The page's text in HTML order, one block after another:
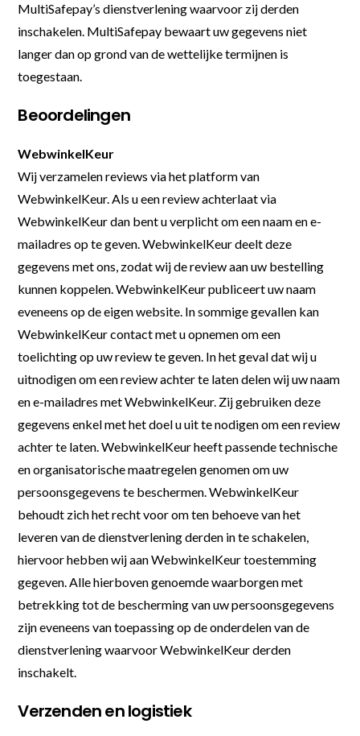
MultiSafepay’s dienstverlening waarvoor zij derden
inschakelen. MultiSafepay bewaart uw gegevens niet
langer dan op grond van de wettelijke termijnen is
toegestaan.
Beoordelingen
WebwinkelKeur
Wij verzamelen reviews via het platform van
WebwinkelKeur. Als u een review achterlaat via
WebwinkelKeur dan bent u verplicht om een naam en e-
mailadres op te geven. WebwinkelKeur deelt deze
gegevens met ons, zodat wij de review aan uw bestelling
kunnen koppelen. WebwinkelKeur publiceert uw naam
eveneens op de eigen website. In sommige gevallen kan
WebwinkelKeur contact met u opnemen om een
toelichting op uw review te geven. In het geval dat wij u
uitnodigen om een review achter te laten delen wij uw naam
en e-mailadres met WebwinkelKeur. Zij gebruiken deze
gegevens enkel met het doel u uit te nodigen om een review
achter te laten. WebwinkelKeur heeft passende technische
en organisatorische maatregelen genomen om uw
persoonsgegevens te beschermen. WebwinkelKeur
behoudt zich het recht voor om ten behoeve van het
leveren van de dienstverlening derden in te schakelen,
hiervoor hebben wij aan WebwinkelKeur toestemming
gegeven. Alle hierboven genoemde waarborgen met
betrekking tot de bescherming van uw persoonsgegevens
zijn eveneens van toepassing op de onderdelen van de
dienstverlening waarvoor WebwinkelKeur derden
inschakelt.
Verzenden en logistiek